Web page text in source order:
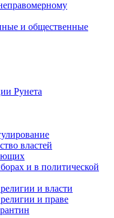
и общественные
Рунета
властей
и в политической
и власти
и праве